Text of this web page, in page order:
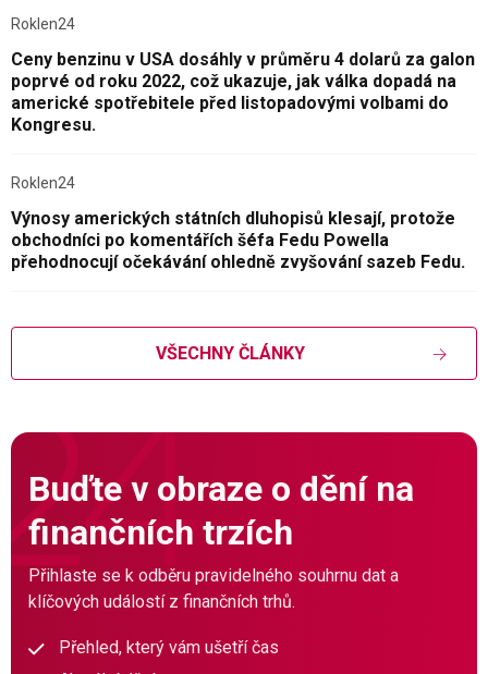
Roklen24
Ceny benzinu v USA dosáhly v průměru 4 dolarů za galon
poprvé od roku 2022, což ukazuje, jak válka dopadá na
americké spotřebitele před listopadovými volbami do
Kongresu.
Roklen24
Výnosy amerických státních dluhopisů klesají, protože
obchodníci po komentářích šéfa Fedu Powella
přehodnocují očekávání ohledně zvyšování sazeb Fedu.
VŠECHNY ČLÁNKY
Buďte v obraze o dění na
finančních trzích
Přihlaste se k odběru pravidelného souhrnu dat a
klíčových událostí z finančních trhů.
Přehled, který vám ušetří čas